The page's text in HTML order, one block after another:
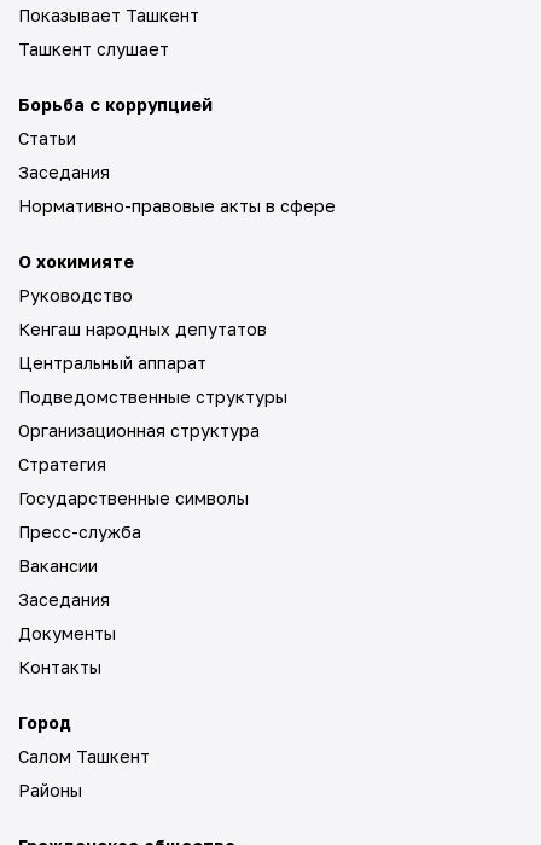
Показывает Ташкент
Ташкент слушает
Борьба с коррупцией
Статьи
Заседания
Нормативно-правовые акты в сфере
О хокимияте
Руководство
Кенгаш народных депутатов
Центральный аппарат
Подведомственные структуры
Организационная структура
Стратегия
Государственные символы
Пресс-служба
Вакансии
Заседания
Документы
Контакты
Город
Салом Ташкент
Районы